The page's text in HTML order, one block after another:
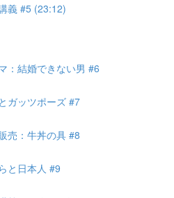
義 #5 (23:12)
：結婚できない男 #6
ガッツポーズ #7
売：牛丼の具 #8
と日本人 #9